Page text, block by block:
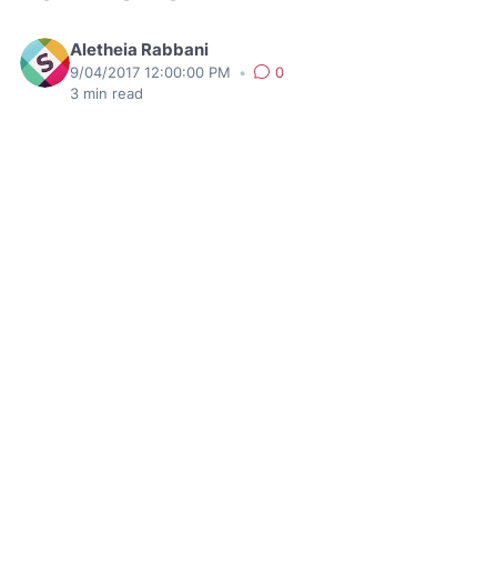
Aletheia Rabbani
9/04/2017 12:00:00 PM •
0
3 min read